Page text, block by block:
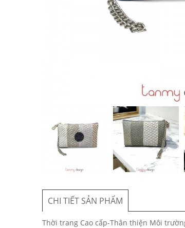
CHI TIẾT SẢN PHẨM
Thời trang Cao cấp-Thân thiện Môi